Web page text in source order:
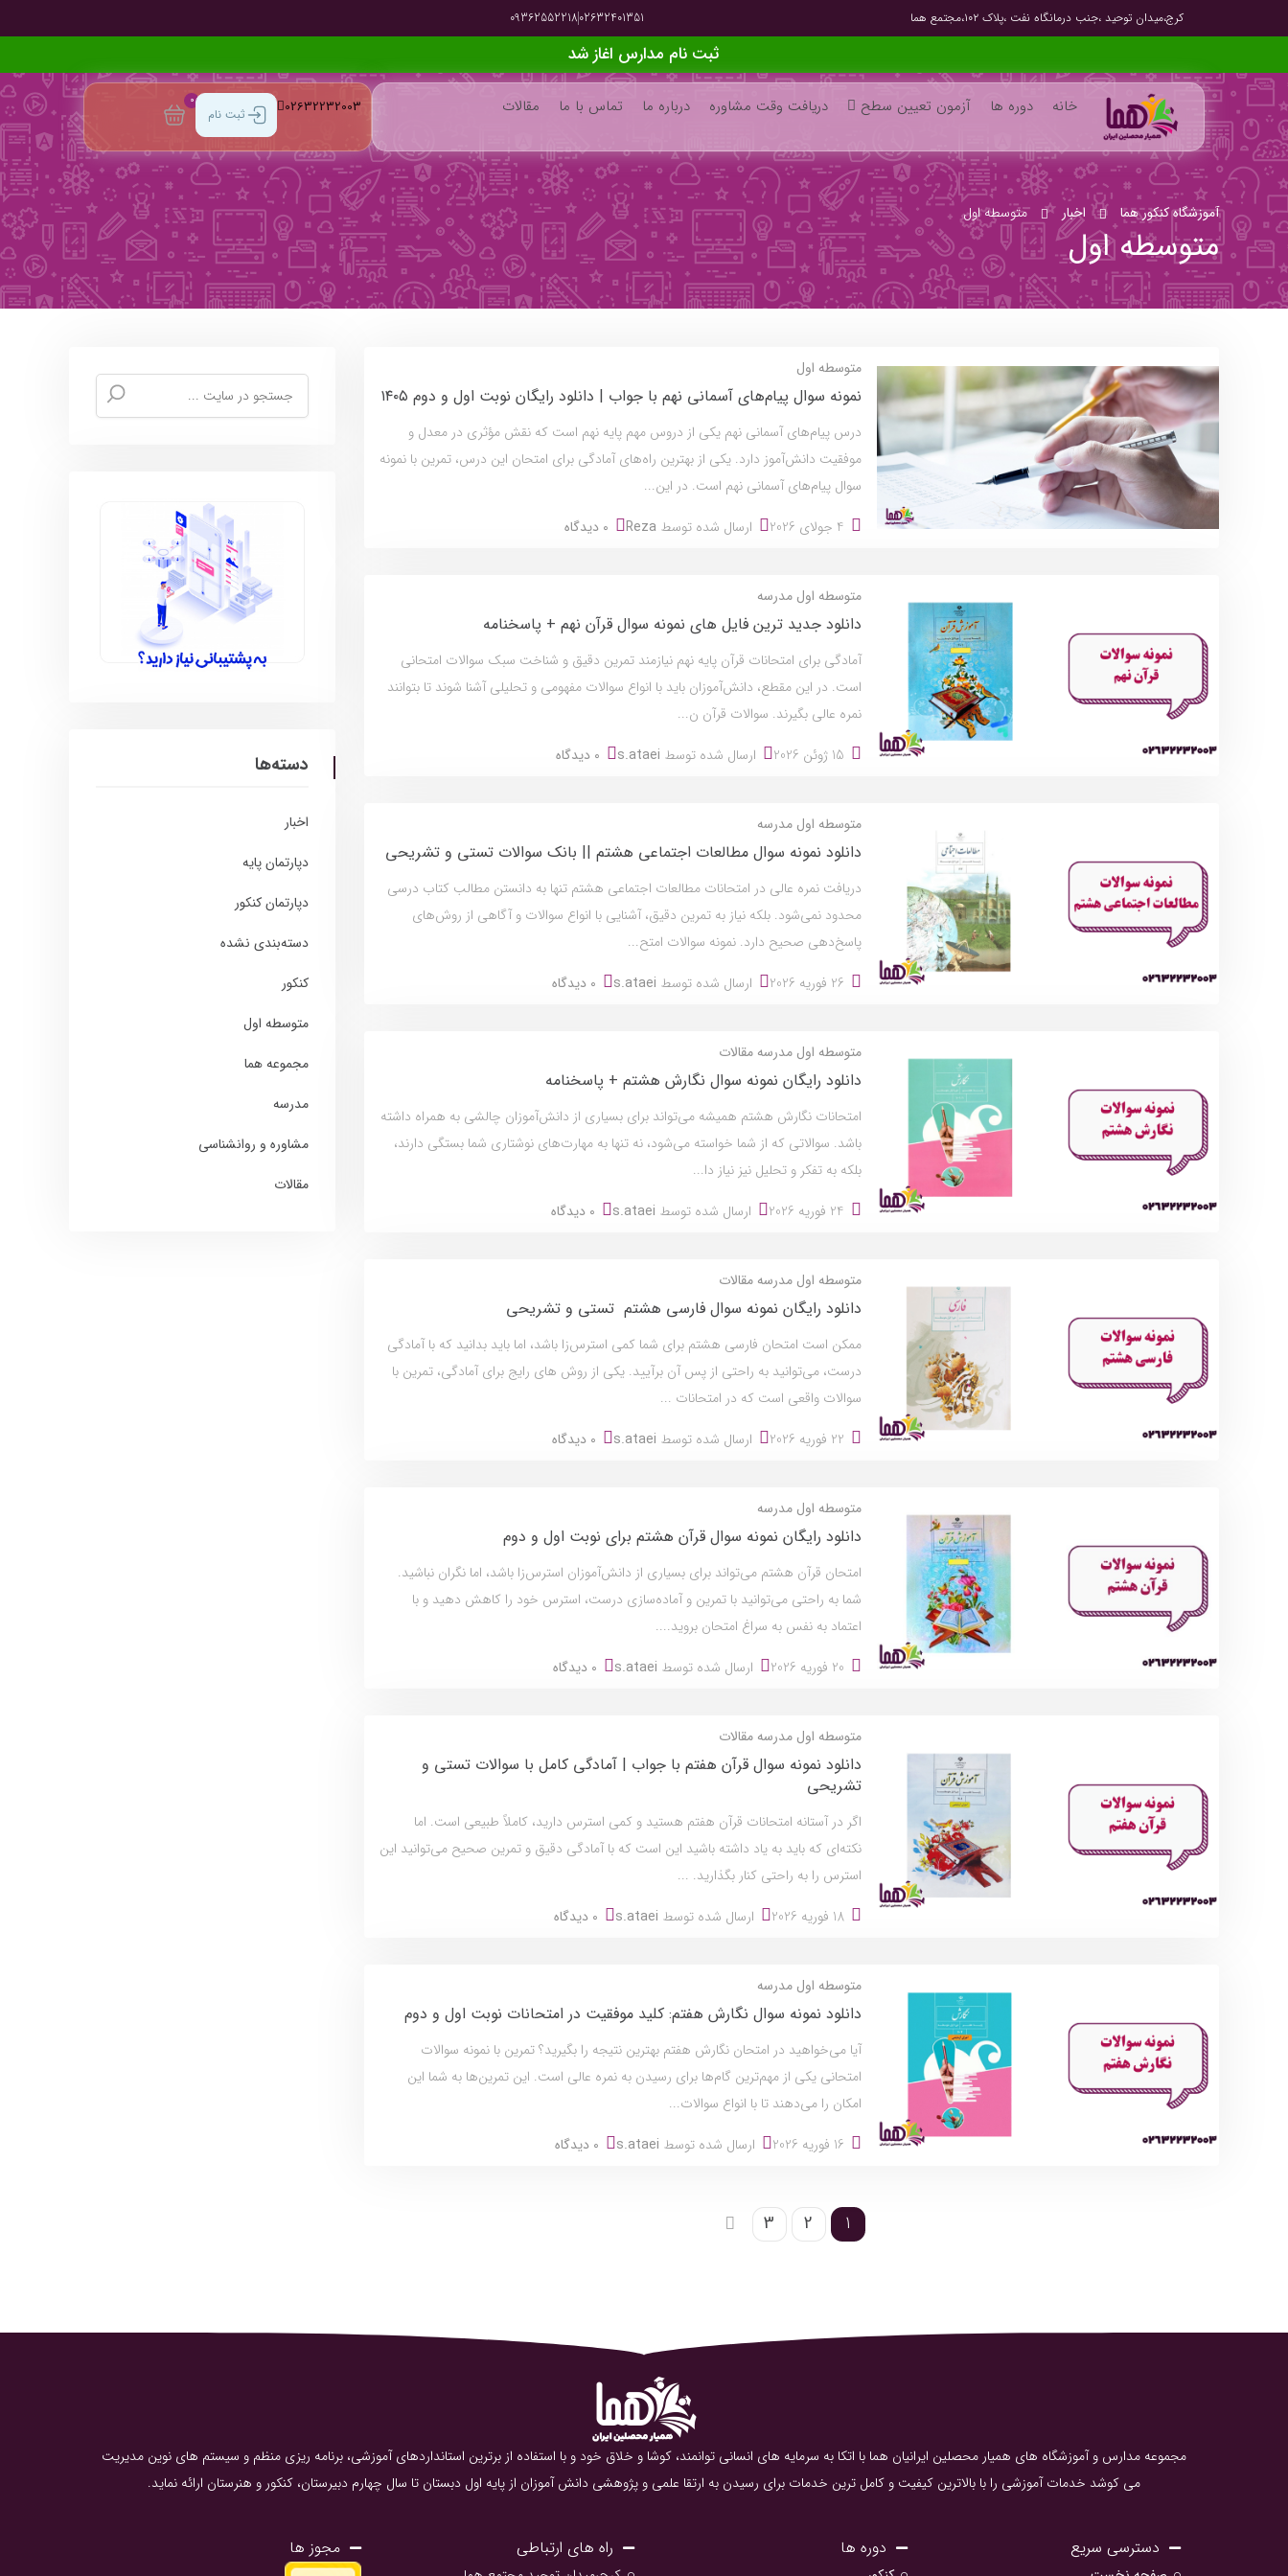
کرج،میدان توحید ،جنب درمانگاه نفت ،پلاک ۱۰۲،مجتمع هما 02632401351
09362552218
ثبت نام مدارس اغاز شد
خانه دوره ها آزمون تعیین سطح دریافت وقت مشاوره درباره ما تماس با ما مقالات 02632232003 ثبت نام
0
آموزشگاه کنکور هما اخبار متوسطه اول
متوسطه اول
متوسطه اول
نمونه سوال پیام‌های آسمانی نهم با جواب | دانلود رایگان نوبت اول و دوم ۱۴۰۵
درس پیام‌های آسمانی نهم یکی از دروس مهم پایه نهم است که نقش مؤثری در معدل و
موفقیت دانش‌آموز دارد. یکی از بهترین راه‌های آمادگی برای امتحان این درس، تمرین با نمونه
سوال پیام‌های آسمانی نهم است. در این...
ارسال شده توسط Reza 0 دیدگاه
متوسطه اول مدرسه
دانلود جدید ترین فایل های نمونه سوال قرآن نهم + پاسخنامه
آمادگی برای امتحانات قرآن پایه نهم نیازمند تمرین دقیق و شناخت سبک سوالات امتحانی
است. در این مقطع، دانش‌آموزان باید با انواع سوالات مفهومی و تحلیلی آشنا شوند تا بتوانند
نمره عالی بگیرند. سوالات قرآن ن...
ارسال شده توسط s.ataei 0 دیدگاه
متوسطه اول مدرسه
دانلود نمونه سوال مطالعات اجتماعی هشتم || بانک سوالات تستی و تشریحی
دریافت نمره عالی در امتحانات مطالعات اجتماعی هشتم تنها به دانستن مطالب کتاب درسی
محدود نمی‌شود. بلکه نیاز به تمرین دقیق، آشنایی با انواع سوالات و آگاهی از روش‌های
پاسخ‌دهی صحیح دارد. نمونه سوالات امتح...
ارسال شده توسط s.ataei 0 دیدگاه
متوسطه اول مدرسه مقالات
دانلود رایگان نمونه سوال نگارش هشتم + پاسخنامه
امتحانات نگارش هشتم همیشه می‌تواند برای بسیاری از دانش‌آموزان چالشی به همراه داشته
باشد. سوالاتی که از شما خواسته می‌شود، نه تنها به مهارت‌های نوشتاری شما بستگی دارند،
بلکه به تفکر و تحلیل نیز نیاز دا...
ارسال شده توسط s.ataei 0 دیدگاه
متوسطه اول مدرسه مقالات
دانلود رایگان نمونه سوال فارسی هشتم تستی و تشریحی
ممکن است امتحان فارسی هشتم برای شما کمی استرس‌زا باشد، اما باید بدانید که با آمادگی
درست، می‌توانید به راحتی از پس آن برآیید. یکی از روش های رایج برای آمادگی، تمرین با
سوالات واقعی است که در امتحانات ...
ارسال شده توسط s.ataei 0 دیدگاه
متوسطه اول مدرسه
دانلود رایگان نمونه سوال قرآن هشتم برای نوبت اول و دوم
امتحان قرآن هشتم می‌تواند برای بسیاری از دانش‌آموزان استرس‌زا باشد، اما نگران نباشید.
شما به راحتی می‌توانید با تمرین و آماده‌سازی درست، استرس خود را کاهش دهید و با
اعتماد به نفس به سراغ امتحان بروید....
ارسال شده توسط s.ataei 0 دیدگاه
متوسطه اول مدرسه مقالات
دانلود نمونه سوال قرآن هفتم با جواب | آمادگی کامل با سوالات تستی و
تشریحی
اگر در آستانه امتحانات قرآن هفتم هستید و کمی استرس دارید، کاملاً طبیعی است. اما
نکته‌ای که باید به یاد داشته باشید این است که با آمادگی دقیق و تمرین صحیح می‌توانید این
استرس را به راحتی کنار بگذارید. ...
ارسال شده توسط s.ataei 0 دیدگاه
متوسطه اول مدرسه
دانلود نمونه سوال نگارش هفتم: کلید موفقیت در امتحانات نوبت اول و دوم
آیا می‌خواهید در امتحان نگارش هفتم بهترین نتیجه را بگیرید؟ تمرین با نمونه سوالات
امتحانی یکی از مهم‌ترین گام‌ها برای رسیدن به نمره عالی است. این تمرین‌ها به شما این
امکان را می‌دهند تا با انواع سوالات...
ارسال شده توسط s.ataei 0 دیدگاه
1
2
3
دسته‌ها
اخبار
دپارتمان پایه
دپارتمان کنکور
دسته‌بندی نشده
کنکور
متوسطه اول
مجموعه هما
مدرسه
مشاوره و روانشناسی
مقالات
مجموعه مدارس و آموزشگاه های همیار محصلین ایرانیان هما با اتکا به سرمایه های انسانی توانمند، کوشا و خلاق خود و با استفاده از برترین استانداردهای آموزشی، برنامه ریزی منظم و سیستم های نوین مدیریت
می کوشد خدمات آموزشی را با بالاترین کیفیت و کامل ترین خدمات برای رسیدن به ارتقا علمی و پژوهشی دانش آموزان از پایه اول دبستان تا سال چهارم دبیرستان، کنکور و هنرستان ارائه نماید.
دسترسی سریع دوره ها راه های ارتباطی مجوز ها